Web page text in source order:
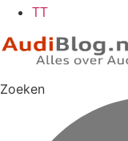
TT
Zoeken